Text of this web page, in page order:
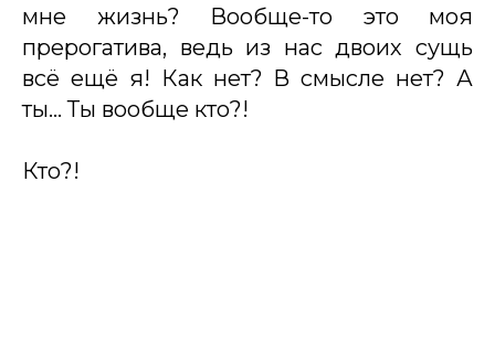
мне жизнь? Вообще-то это моя
прерогатива, ведь из нас двоих сущь
всё ещё я! Как нет? В смысле нет? А
ты… Ты вообще кто?!
Кто?!